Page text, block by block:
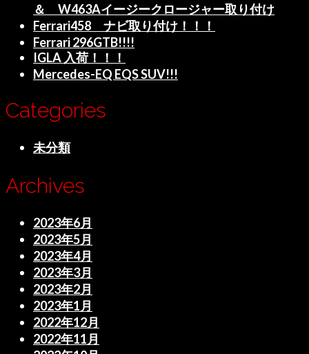
＆ W463Aイージークロージャー取り付け
Ferrari458 ナビ取り付け！！！
Ferrari 296GTB!!!!
IGLA 入荷！！！
Mercedes-EQ EQS SUV!!!
Categories
未分類
Archives
2023年6月
2023年5月
2023年4月
2023年3月
2023年2月
2023年1月
2022年12月
2022年11月